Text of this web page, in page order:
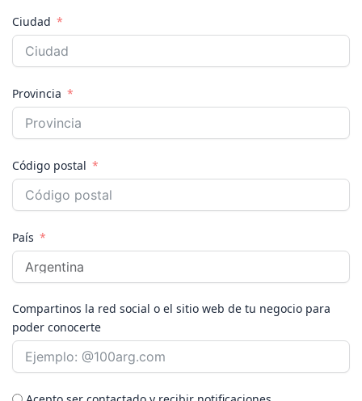
1
Ciudad
Provincia
Código postal
País
Compartinos la red social o el sitio web de tu negocio para
poder conocerte